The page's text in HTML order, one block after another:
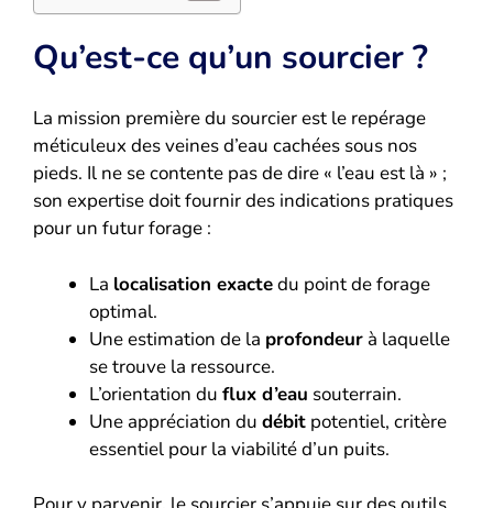
Qu’est-ce qu’un sourcier ?
La mission première du sourcier est le repérage
méticuleux des veines d’eau cachées sous nos
pieds. Il ne se contente pas de dire « l’eau est là » ;
son expertise doit fournir des indications pratiques
pour un futur forage :
La localisation exactedu point de forage
optimal.
Une estimation de la profondeur à laquelle
se trouve la ressource.
L’orientation du flux d’eau souterrain.
Une appréciation du débit potentiel, critère
essentiel pour la viabilité d’un puits.